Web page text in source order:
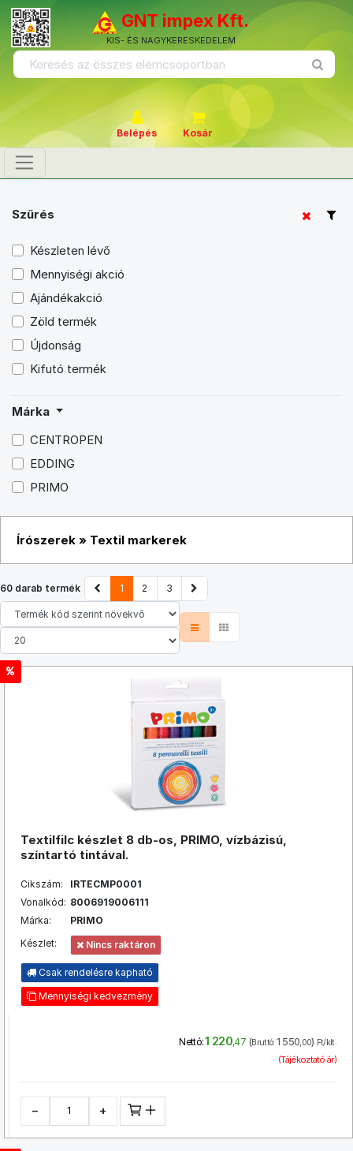
GNT impex Kft.
KIS- ÉS NAGYKERESKEDELEM
Belépés Kosár
Szűrés
Készleten lévő
Mennyiségi akció
Ajándékakció
Zöld termék
Újdonság
Kifutó termék
Márka
CENTROPEN
EDDING
PRIMO
Írószerek » Textil markerek
60 darab termék 1 2 3
Textilfilc készlet 8 db-os, PRIMO, vízbázisú,
színtartó tintával.
Cikszám:
IRTECMP0001
Vonalkód: 8006919006111
Márka:
PRIMO
Készlet:
Nincs raktáron
Csak rendelésre kapható
Mennyiségi kedvezmény
Nettó:1 220,47 (Bruttó: 1 550,00) Ft/klt.
(Tájékoztató ár)
− +